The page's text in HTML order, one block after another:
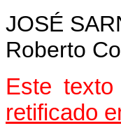
JOSÉ
Roberto
Este
retificado